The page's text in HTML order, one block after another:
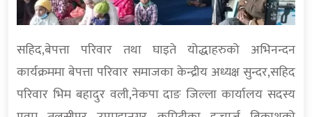
सहिद,बेपत्ता परिवार तथा घाइते योद्धाहरुको अभिनन्दन
कार्यक्रममा बेपत्ता परिवार समाजका केन्द्रीय अध्यक्ष सुन्दर,सहिद
परिवार भिम बहादुर वली,नेकपा दाङ जिल्ला कार्यालय सदस्य